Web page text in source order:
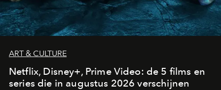
ART & CULTURE
Netflix, Disney+, Prime Video: de 5 films en
series die in augustus 2026 verschijnen